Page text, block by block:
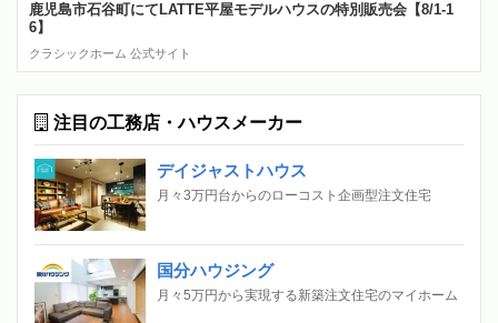
鹿児島市石谷町にてLATTE平屋モデルハウスの特別販売会【8/1-1
6】
クラシックホーム 公式サイト
注目の工務店・ハウスメーカー
デイジャストハウス
月々3万円台からのローコスト企画型注文住宅
国分ハウジング
月々5万円から実現する新築注文住宅のマイホーム